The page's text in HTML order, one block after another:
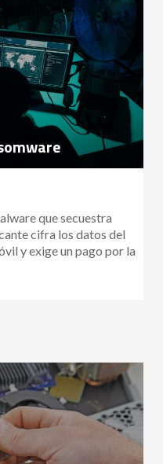
que secuestra
cifra los datos del
y exige un pago por la